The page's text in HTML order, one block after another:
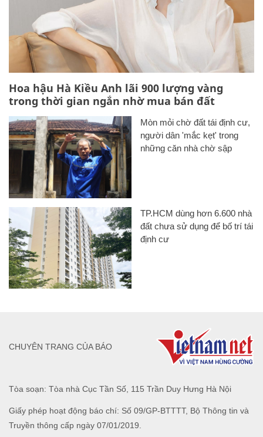
Hoa hậu Hà Kiều Anh lãi 900 lượng vàng
trong thời gian ngắn nhờ mua bán đất
Mòn mỏi chờ đất tái định cư,
người dân 'mắc kẹt' trong
những căn nhà chờ sập
TP.HCM dùng hơn 6.600 nhà
đất chưa sử dụng để bố trí tái
định cư
Tòa soạn: Tòa nhà Cục Tần Số, 115 Trần Duy Hưng Hà Nội
Giấy phép hoạt động báo chí: Số 09/GP-BTTTT, Bộ Thông tin và
Truyền thông cấp ngày 07/01/2019.
CHUYÊN TRANG CỦA BÁO